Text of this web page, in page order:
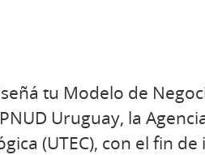
tu Modelo de
Uruguay, la
(UTEC), con el fin